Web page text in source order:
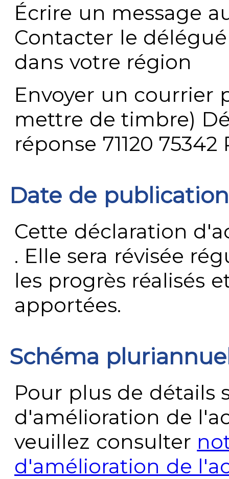
Écrire un message
Contacter le
dans votre région
Envoyer un courrier
mettre de timbre)
réponse 71120 75342
Date de publication
Cette déclaration
. Elle sera révisée
les progrès réalisés
apportées.
Schéma
Pour plus de détails
d'amélioration de
veuillez consulter
d'amélioration de